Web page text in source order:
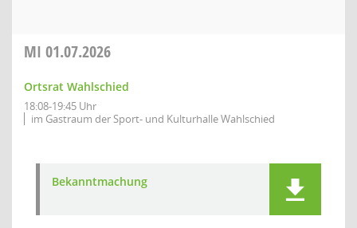
MI 01.07.2026
Ortsrat Wahlschied
18:08-19:45 Uhr
im Gastraum der Sport- und Kulturhalle Wahlschied
Bekanntmachung